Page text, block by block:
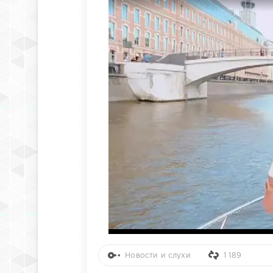
Новости и слухи 1 189